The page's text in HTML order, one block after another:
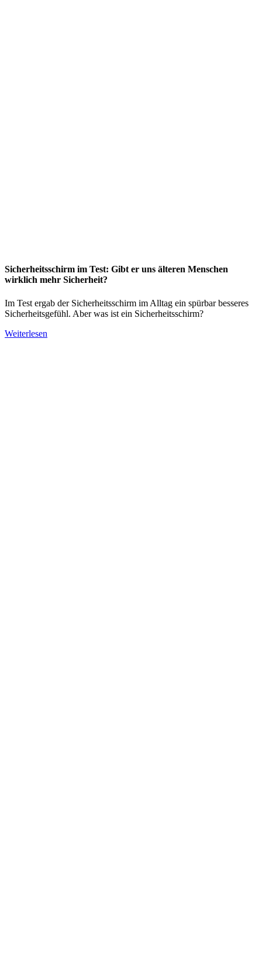
Sicherheitsschirm im Test: Gibt er uns älteren Menschen
wirklich mehr Sicherheit?
Im Test ergab der Sicherheitsschirm im Alltag ein spürbar besseres
Sicherheitsgefühl. Aber was ist ein Sicherheitsschirm?
Weiterlesen